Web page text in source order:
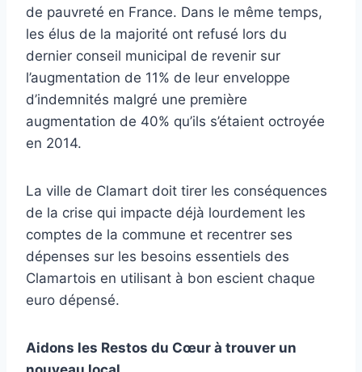
de pauvreté en France. Dans le même temps,
les élus de la majorité ont refusé lors du
dernier conseil municipal de revenir sur
l’augmentation de 11% de leur enveloppe
d’indemnités malgré une première
augmentation de 40% qu’ils s’étaient octroyée
en 2014.
La ville de Clamart doit tirer les conséquences
de la crise qui impacte déjà lourdement les
comptes de la commune et recentrer ses
dépenses sur les besoins essentiels des
Clamartois en utilisant à bon escient chaque
euro dépensé.
Aidons les Restos du Cœur à trouver un